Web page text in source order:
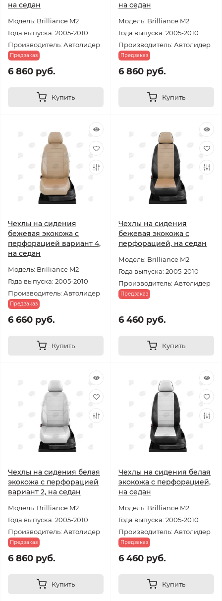
на седан
Модель: Brilliance M2
Года выпуска: 2005-2010
Производитель: Автолидер
Предзаказ
6 860 руб.
Купить
на седан
Модель: Brilliance M2
Года выпуска: 2005-2010
Производитель: Автолидер
Предзаказ
6 860 руб.
Купить
Чехлы на сидения
бежевая экокожа с
перфорацией вариант 4,
на седан
Модель: Brilliance M2
Года выпуска: 2005-2010
Производитель: Автолидер
Предзаказ
6 660 руб.
Купить
Чехлы на сидения
бежевая экокожа с
перфорацией, на седан
Модель: Brilliance M2
Года выпуска: 2005-2010
Производитель: Автолидер
Предзаказ
6 460 руб.
Купить
Чехлы на сидения белая
экокожа с перфорацией
вариант 2, на седан
Модель: Brilliance M2
Года выпуска: 2005-2010
Производитель: Автолидер
Предзаказ
6 860 руб.
Купить
Чехлы на сидения белая
экокожа с перфорацией,
на седан
Модель: Brilliance M2
Года выпуска: 2005-2010
Производитель: Автолидер
Предзаказ
6 460 руб.
Купить